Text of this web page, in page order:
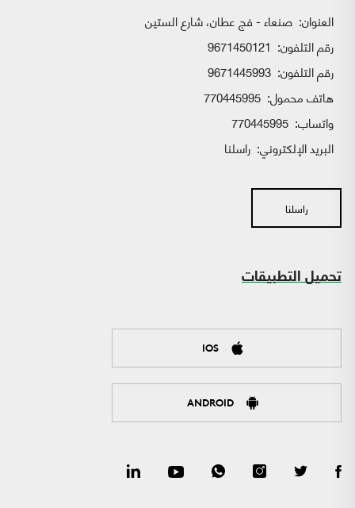
العنوان: صنعاء - فج عطان، شارع الستين
رقم التلفون: 9671450121
رقم التلفون: 9671445993
هاتف محمول: 770445995
واتساب:
البريد الإلكتروني: راسلنا
راسلنا
تحميل التطبيقات
IOS
ANDROID